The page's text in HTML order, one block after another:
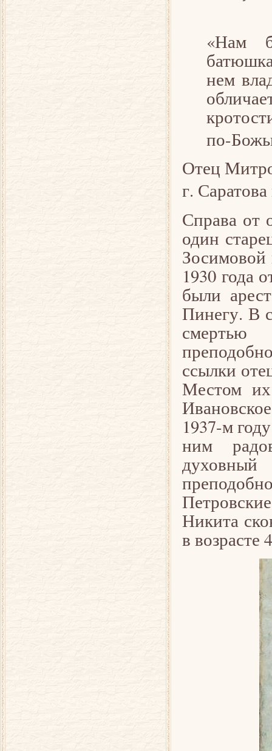
«Нам
нем
по-
Отец
г.
Справа от
один
1930 года
были
Пинегу. В
ссылки
Местом
1937-м
ним
Никита
в возрасте